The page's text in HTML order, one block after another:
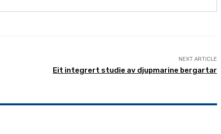
NEXT ARTICLE
Eit integrert studie av djupmarine bergartar